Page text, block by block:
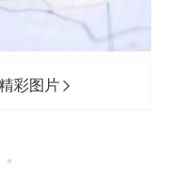
彩图片